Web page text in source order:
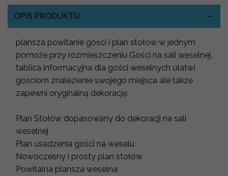
OPIS PRODUKTU
plansza powitanie gości i plan stołów w jednym
pomoże przy rozmieszczeniu Gości na sali weselnej.
tablica informacyjna dla gości weselnych ułatwi
gościom znalezienie swojego miejsca ale także
zapewni oryginalną dekorację.
Plan Stołów dopasowany do dekoracji na sali
weselnej
Plan usadzenia gości na weselu
Nowoczesny i prosty plan stołów
Powitalna plansza weselna